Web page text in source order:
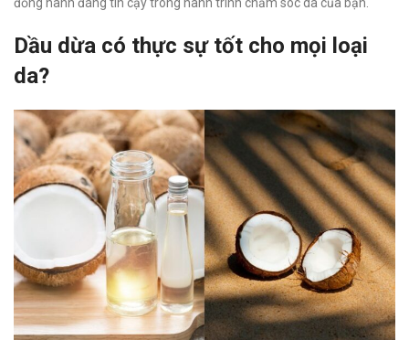
đồng hành đáng tin cậy trong hành trình chăm sóc da của bạn.
Dầu dừa có thực sự tốt cho mọi loại
da?